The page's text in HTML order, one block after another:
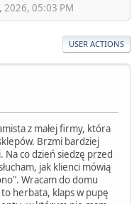
05:03 PM
USER ACTIONS
z małej firmy, która
Brzmi bardziej
Na co dzień siedzę przed
jak klienci mówią
Wracam do domu
to herbata, klaps w pupę